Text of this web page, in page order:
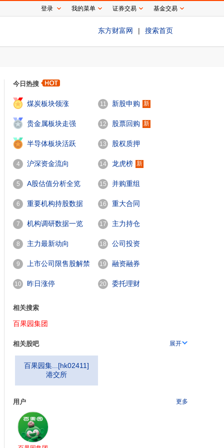
东方财富网 | 搜索首页
今日热搜
煤炭板块领涨
2
贵金属板块走强
3
半导体板块活跃
4 沪深资金流向
5 A股估值分析全览
6 重要机构持股数据
7 机构调研数据一览
8 主力最新动向
9 上市公司限售股解禁
一览
10 昨日涨停
11 新股申购 新
12 股票回购 新
13 股权质押
14 龙虎榜 新
15 并购重组
16 重大合同
17 主力持仓
18 公司投资
19 融资融券
20 委托理财
相关搜索
百果园集团
相关股吧 展开
百果园集... [hk02411]
港交所
用户 更多
登录 我的菜单 证券交易 基金交易